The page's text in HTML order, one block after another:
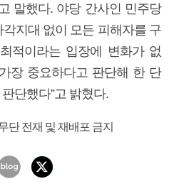
말했다. 야당 간사인 민주당
지대 없이 모든 피해자를 구
적이라는 입장에 변화가 없
장 중요하다고 판단해 한 단
단했다”고 밝혔다.
단 전재 및 재배포 금지